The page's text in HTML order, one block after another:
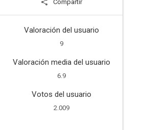
Compartir
Valoración del usuario
9
Valoración media del usuario
6.9
Votos del usuario
2.009